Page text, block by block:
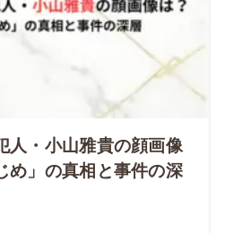
人・小山雅貴の顔画像
め」の真相と事件の深